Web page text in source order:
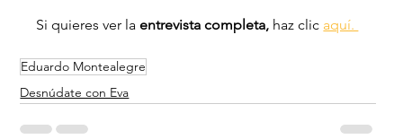
Si quieres ver la entrevista completa, haz clic aquí.
Eduardo Montealegre
Desnúdate con Eva